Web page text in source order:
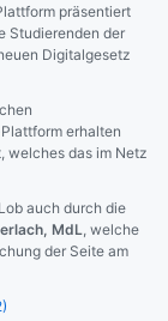
präsentiert
Studierenden der
Digitalgesetz
erhalten
welches das im Netz
auch durch die
MdL , welche
der Seite am